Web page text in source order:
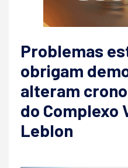
Problemas
obrigam
alteram
do Complexo
Leblon